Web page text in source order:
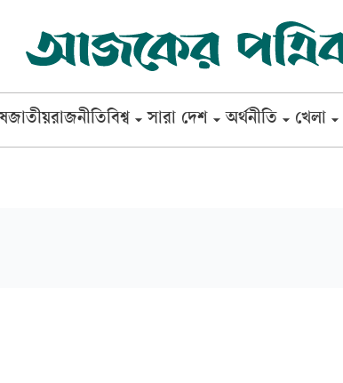
জাতীয়রাজনীতিবিশ্ব সারা দেশ অর্থনীতি খেলা